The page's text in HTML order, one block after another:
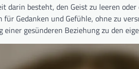
darin besteht, den Geist zu leeren
Gedanken und Gefühle, ohne zu
gesünderen Beziehung zu den